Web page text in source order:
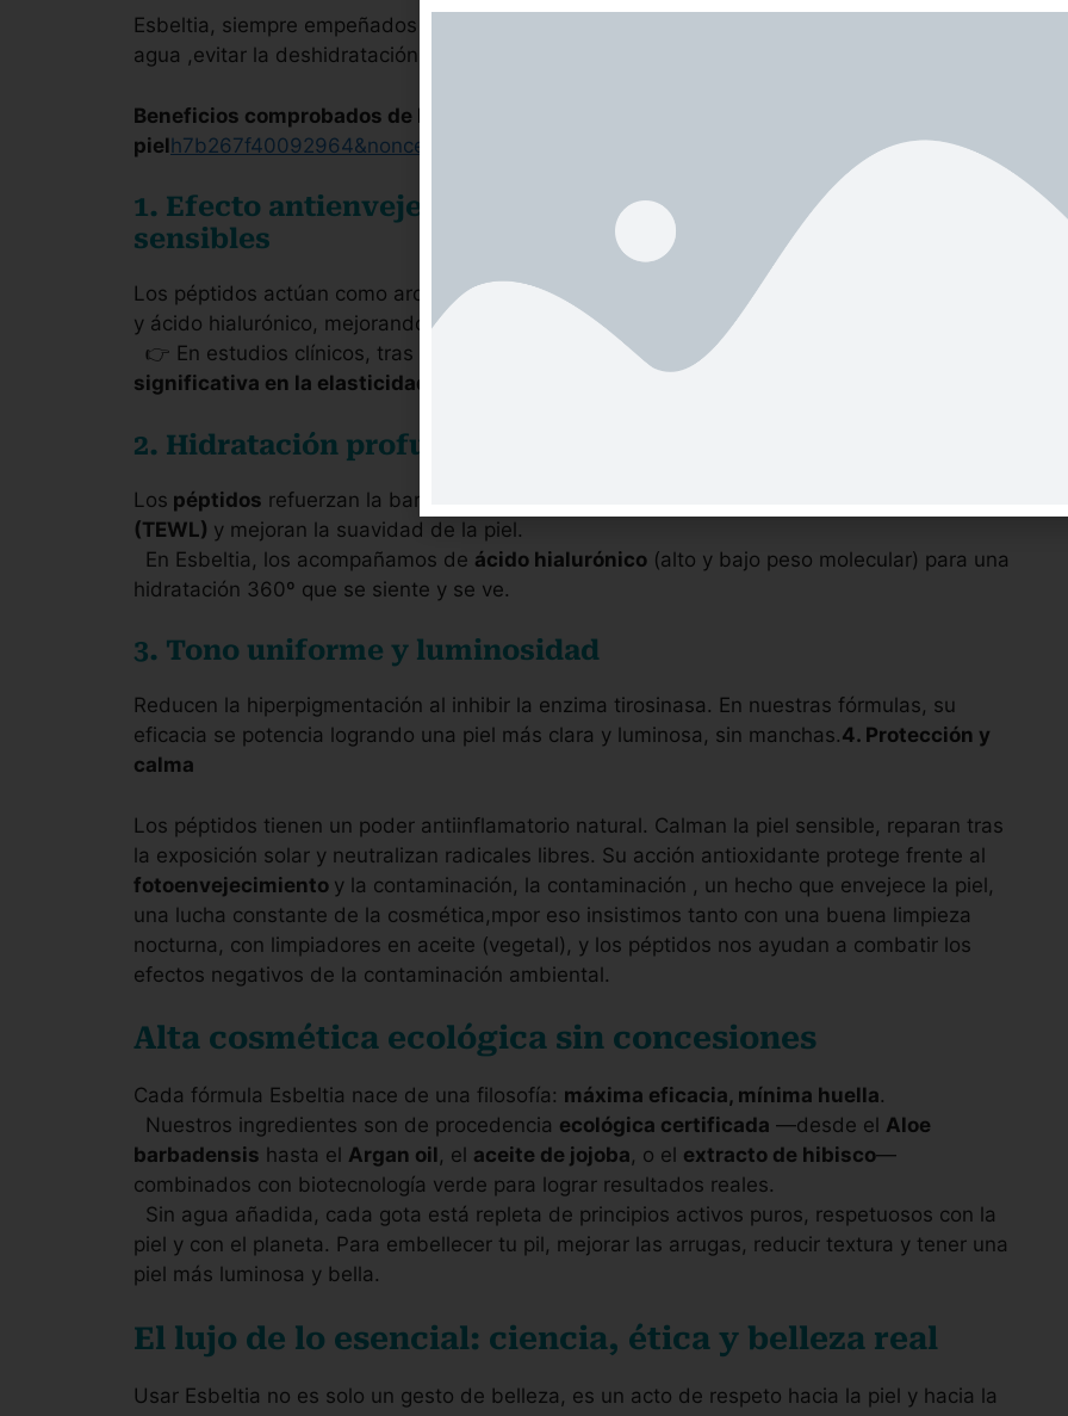
Esbeltia, siempre empeñados en mejorar la función barrera , para evitar una la pérdida de
agua ,evitar la deshidratación y evitar que microorganismos puedan entran en nuestra piel
Beneficios comprobados de los péptidos en la
pielh7b267f40092964&nonce=6b2563c2fbea3c59e71693c98a5ba64a
1. Efecto antienvejecimiento visible, incluso en pieles
sensibles
Los péptidos actúan como arquitectos dérmicos. Estimulan la síntesis de colágeno, elastina
y ácido hialurónico, mejorando la firmeza y reduciendo arrugas finas.
👉 En estudios clínicos, tras 4 semanas de uso continuo, se observa una
significativa en la elasticidad y densidad cutánea
2. Hidratación profunda y reparación celular
Los péptidos refuerzan la barrera cutánea, limitan la pérdida de agua
(TEWL) y mejoran la suavidad de la piel.
En Esbeltia, los acompañamos de ácido hialurónico (alto y bajo peso molecular) para una
hidratación 360º que se siente y se ve.
3. Tono uniforme y luminosidad
Reducen la hiperpigmentación al inhibir la enzima tirosinasa. En nuestras fórmulas, su
eficacia se potencia logrando una piel más clara y luminosa, sin manchas.4. Protección y
calma
Los péptidos tienen un poder antiinflamatorio natural. Calman la piel sensible, reparan tras
la exposición solar y neutralizan radicales libres. Su acción antioxidante protege frente al
fotoenvejecimiento y la contaminación, la contaminación , un hecho que envejece la piel,
una lucha constante de la cosmética,mpor eso insistimos tanto con una buena limpieza
nocturna, con limpiadores en aceite (vegetal), y los péptidos nos ayudan a combatir los
efectos negativos de la contaminación ambiental.
Alta cosmética ecológica sin concesiones
Cada fórmula Esbeltia nace de una filosofía: máxima eficacia, mínima huella.
Nuestros ingredientes son de procedencia ecológica certificada —desde el Aloe
barbadensis hasta el Argan oil , el aceite de jojoba, o el extracto de hibisco—
combinados con biotecnología verde para lograr resultados reales.
Sin agua añadida, cada gota está repleta de principios activos puros, respetuosos con la
piel y con el planeta. Para embellecer tu pil, mejorar las arrugas, reducir textura y tener una
piel más luminosa y bella.
El lujo de lo esencial: ciencia, ética y belleza real
Usar Esbeltia no es solo un gesto de belleza, es un acto de respeto hacia la piel y hacia la